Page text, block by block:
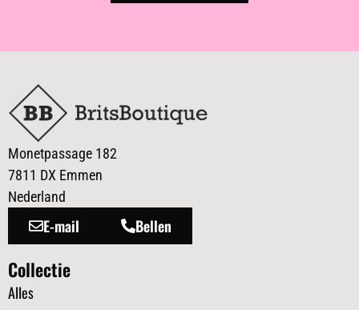
Monetpassage 182
7811 DX Emmen
Nederland
E-mail Bellen
Collectie
Alles